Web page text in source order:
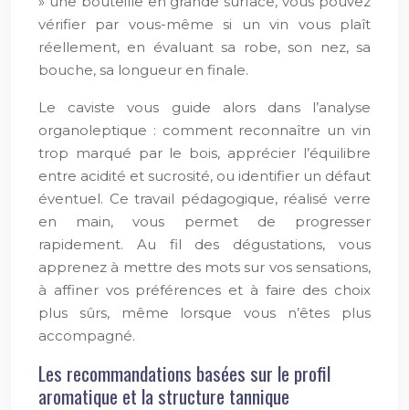
vérifier par vous-même si un vin vous plaît
réellement, en évaluant sa robe, son nez, sa
bouche, sa longueur en finale.
Le caviste vous guide alors dans l’analyse
organoleptique : comment reconnaître un vin
trop marqué par le bois, apprécier l’équilibre
entre acidité et sucrosité, ou identifier un défaut
éventuel. Ce travail pédagogique, réalisé verre
en main, vous permet de progresser
rapidement. Au fil des dégustations, vous
apprenez à mettre des mots sur vos sensations,
à affiner vos préférences et à faire des choix
plus sûrs, même lorsque vous n’êtes plus
accompagné.
Les recommandations basées sur le profil
aromatique et la structure tannique